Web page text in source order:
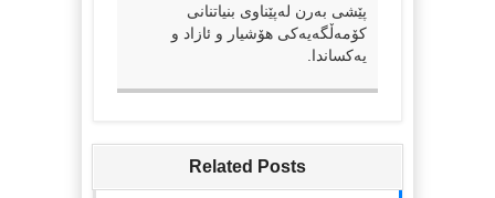
پێشی بەرن لەپێناوی بنیاتنانی
کۆمەڵگەیەکی هۆشیار و ئازاد و
یەکساندا.
Related Posts